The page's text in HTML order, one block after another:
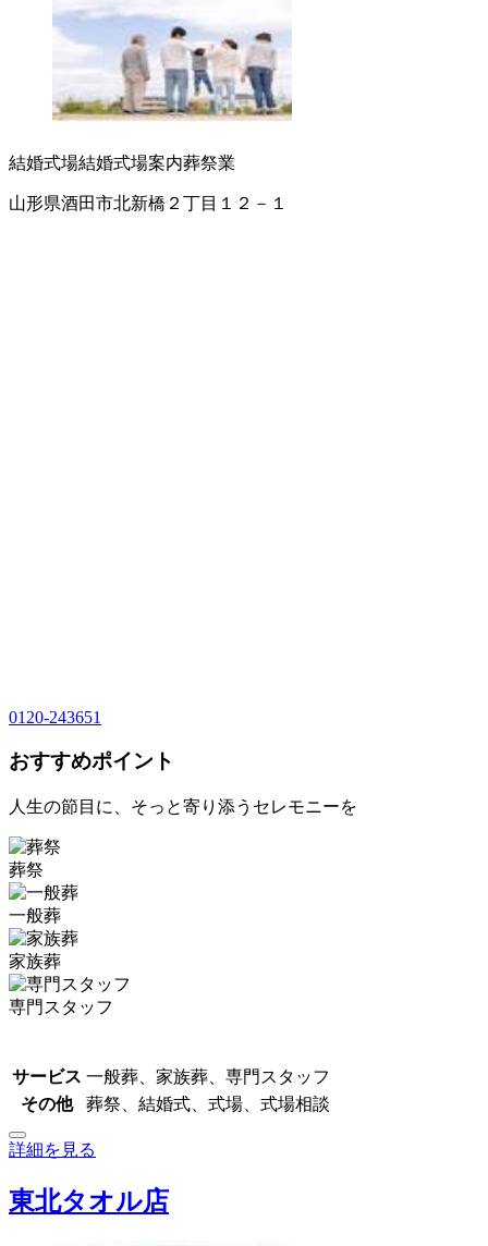
結婚式場結婚式場案内葬祭業
山形県酒田市北新橋２丁目１２－１
0120-243651
おすすめポイント
人生の節目に、そっと寄り添うセレモニーを
葬祭
一般葬
家族葬
専門スタッフ
サービス 一般葬、家族葬、専門スタッフ
その他
葬祭、結婚式、式場、式場相談
詳細を見る
東北タオル店